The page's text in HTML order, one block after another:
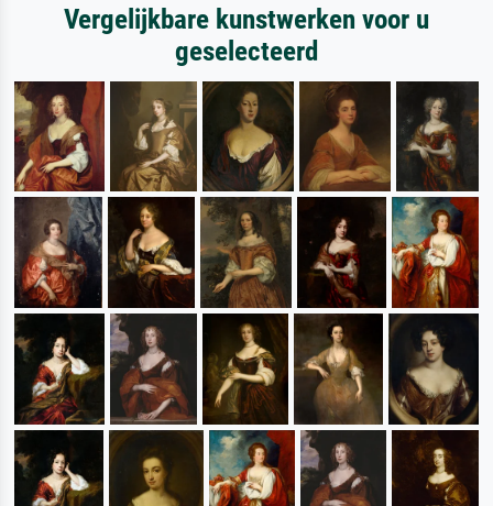
Vergelijkbare kunstwerken voor u
geselecteerd